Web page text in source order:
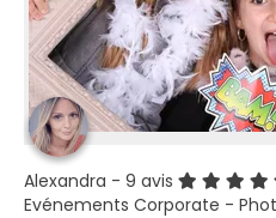
Alexandra - 9 avis
Evénements Corporate -